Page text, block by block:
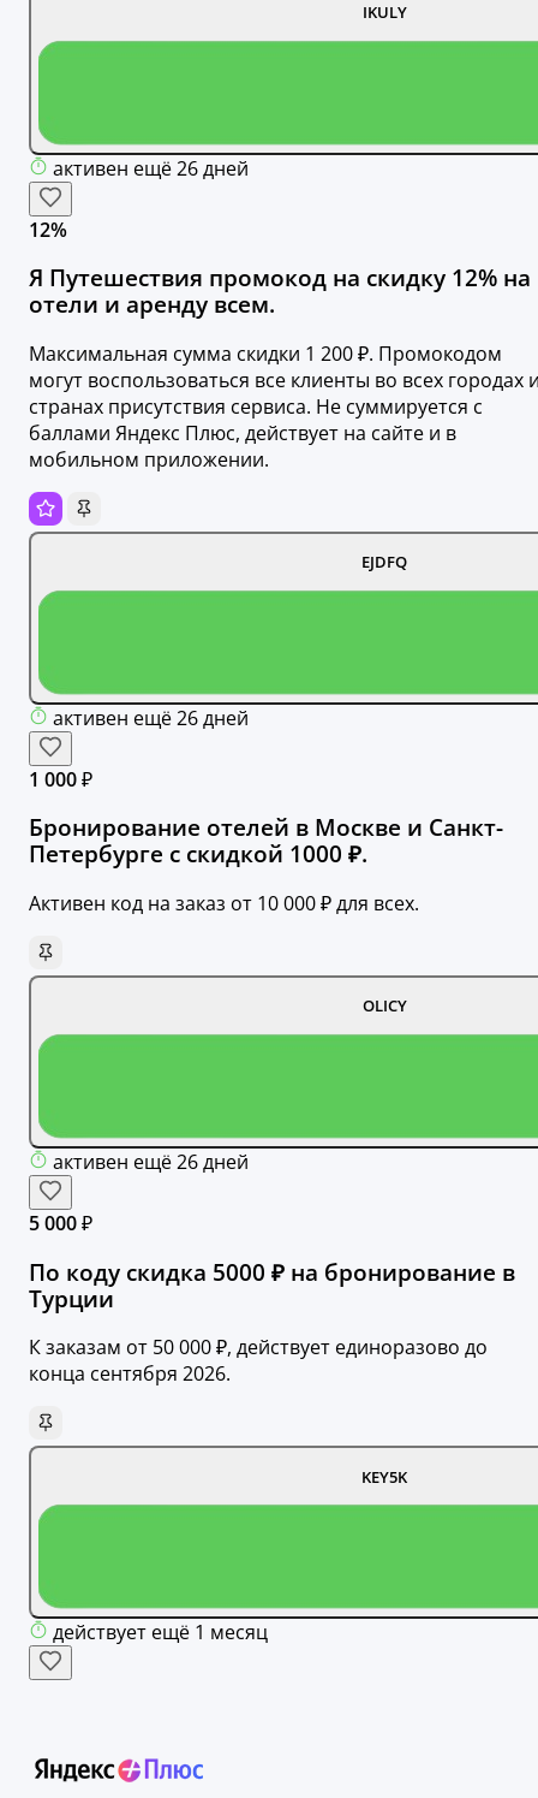
IKULY
активен ещё 26 дней
12%
Я Путешествия промокод на скидку 12% на
отели и аренду всем.
Максимальная сумма скидки 1 200 ₽. Промокодом
могут воспользоваться все клиенты во всех городах
странах присутствия сервиса. Не суммируется с
баллами Яндекс Плюс, действует на сайте и в
мобильном приложении.
EJDFQ
активен ещё 26 дней
1 000 ₽
Бронирование отелей в Москве и Санкт-
Петербурге с скидкой 1000 ₽.
Активен код на заказ от 10 000 ₽ для всех.
OLICY
активен ещё 26 дней
5 000 ₽
По коду скидка 5000 ₽ на бронирование в
Турции
К заказам от 50 000 ₽, действует единоразово до
конца сентября 2026.
KEY5K
действует ещё 1 месяц